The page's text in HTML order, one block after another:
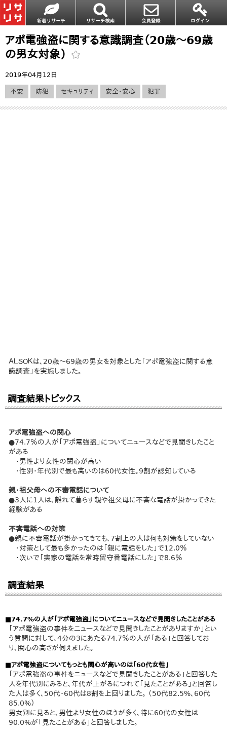
アポ電強盗に関する意識調査（20歳～69歳
の男女対象）
2019年04月12日
不安 防犯 セキュリティ 安全・安心 犯罪
ＡＬＳＯＫは、20歳～69歳の男女を対象とした「アポ電強盗に関する意
識調査」を実施しました。
調査結果トピックス
アポ電強盗への関心
●74.7％の人が「アポ電強盗」についてニュースなどで見聞きしたこと
がある
・男性より女性の関心が高い
・性別・年代別で最も高いのは60代女性。9割が認知している
親・祖父母への不審電話について
●3人に1人は、離れて暮らす親や祖父母に不審な電話が掛かってきた
経験がある
不審電話への対策
●親に不審電話が掛かってきても、7割上の人は何も対策をしていない
・対策として最も多かったのは「親に電話をした」で12.0％
・次いで「実家の電話を常時留守番電話にした」で8.6％
調査結果
■74.7%の人が「アポ電強盗」についてニュースなどで見聞きしたことがある
「アポ電強盗の事件をニュースなどで見聞きしたことがありますか」とい
う質問に対して、4分の3にあたる74.7％の人が「ある」と回答してお
り、関心の高さが伺えました。
■アポ電強盗についてもっとも関心が高いのは「60代女性」
「アポ電強盗の事件をニュースなどで見聞きしたことがある」と回答した
人を年代別にみると、年代が上がるにつれて「見たことがある」と回答し
た人は多く、50代・60代は8割を上回りました。 （50代82.5%、60代
85.0%）
男女別に見ると、男性より女性のほうが多く、特に60代の女性は
90.0%が「見たことがある」と回答しました。